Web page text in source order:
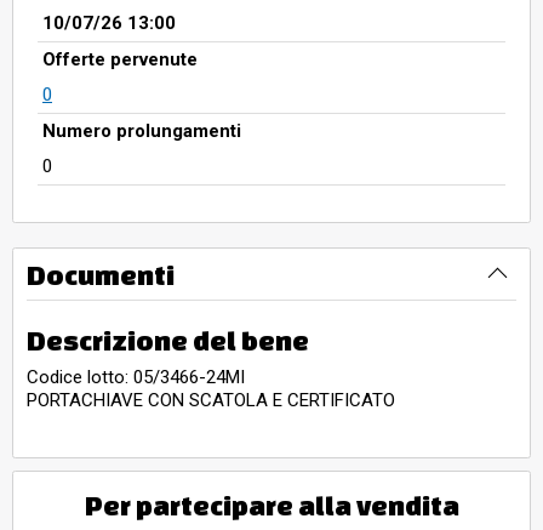
10/07/26 13:00
Offerte pervenute
0
Numero prolungamenti
0
Documenti
Descrizione del bene
Codice lotto: 05/3466-24MI
PORTACHIAVE CON SCATOLA E CERTIFICATO
Per partecipare alla vendita